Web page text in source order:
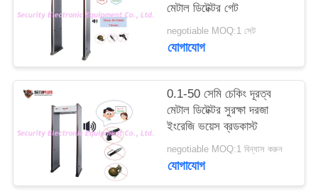
সাইট
PRIVACY
POLICY
মেটাল ডিটেক্টর গেট
negotiable MOQ:1 সেট
যোগাযোগ
0.1-50 সেমি চেকিং দূরত্ব
মেটাল ডিটেক্টর সুরক্ষা দরজা
ইংরেজি ভয়েস ব্রডকাস্ট
negotiable MOQ:1 বিন্যাস করুন
যোগাযোগ